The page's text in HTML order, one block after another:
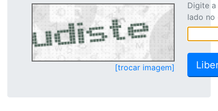
[trocar imagem]
Digite
lado no